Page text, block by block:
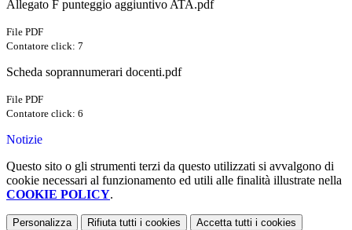
Allegato F punteggio aggiuntivo ATA.pdf
File PDF
Contatore click: 7
Scheda soprannumerari docenti.pdf
File PDF
Contatore click: 6
Notizie
Questo sito o gli strumenti terzi da questo utilizzati si avvalgono di
cookie necessari al funzionamento ed utili alle finalità illustrate nella
COOKIE POLICY.
Personalizza Rifiuta tutti i cookies Accetta tutti i cookies